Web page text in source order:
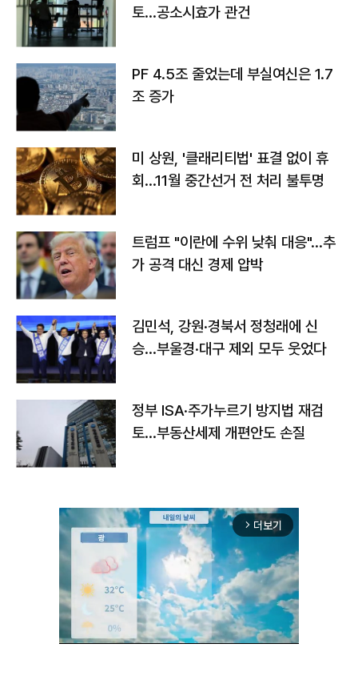
토…공소시효가 관건
PF 4.5조 줄었는데 부실여신은 1.7
조 증가
미 상원, '클래리티법' 표결 없이 휴
회…11월 중간선거 전 처리 불투명
트럼프 "이란에 수위 낮춰 대응"…추
가 공격 대신 경제 압박
김민석, 강원·경북서 정청래에 신
승…부울경·대구 제외 모두 웃었다
정부 ISA·주가누르기 방지법 재검
토…부동산세제 개편안도 손질
arrow_forward_ios 더보기